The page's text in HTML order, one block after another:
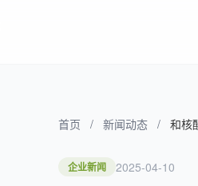
首页 / 新闻动态 / 和核
企业新闻 2025-04-10